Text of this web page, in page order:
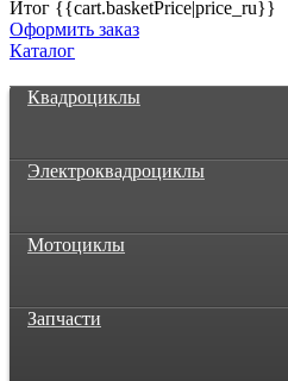
Итог {{cart.basketPrice|price_ru}}
Оформить заказ
Каталог
Квадроциклы
Электроквадроциклы
Мотоциклы
Запчасти